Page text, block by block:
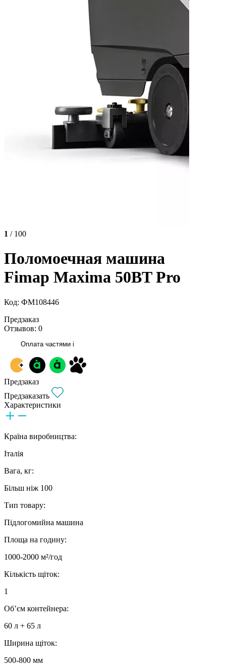
1 / 100
Поломоечная машина
Fimap Maxima 50BT Pro
Код: ФМ108446
Предзаказ
Отзывов: 0
Оплата частями i
Предзаказ
Предзаказать
Характеристики
Країна виробництва:
Італія
Вага, кг:
Більш ніж 100
Тип товару:
Підлогомийна машина
Площа на годину:
1000-2000 м²/год
Кількість щіток:
1
Об’єм контейнера:
60 л + 65 л
Ширина щіток:
500-800 мм